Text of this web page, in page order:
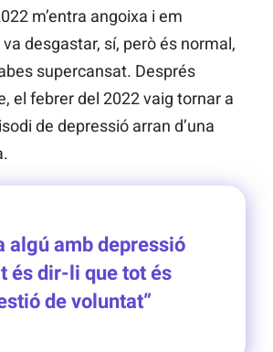
m’entra angoixa i em
desgastar, sí, però és normal,
supercansat. Després
el febrer del 2022 vaig tornar a
de depressió arran d’una
algú amb depressió
és dir-li que tot és
de voluntat”